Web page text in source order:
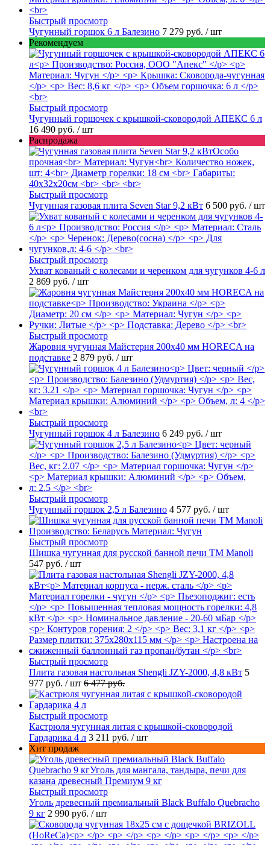
Быстрый просмотр
Чугунный горшок 6 л Балезино 7 279 руб. / шт
Рекомендуем
Быстрый просмотр
Чугунный горшочек с крышкой-сковородой АПЕКС 6 л
16 490 руб. / шт
Распродажа
Быстрый просмотр
Чугунная газовая плита Seven Star 9,2 кВт 6 500 руб. / шт
Быстрый просмотр
Ухват кованый с колесами и черенком для чугунков 4-6 л
2 869 руб. / шт
Быстрый просмотр
Жаровня чугунная Майстерня 200х40 мм HORECA на
подставке 2 879 руб. / шт
Быстрый просмотр
Чугунный горшок 4 л Балезино 6 249 руб. / шт
Быстрый просмотр
Чугунный горшок 2,5 л Балезино 4 577 руб. / шт
Быстрый просмотр
Шишка чугунная для русской банной печи ТМ Manoli
547 руб. / шт
Быстрый просмотр
Плита газовая настольная Shengli JZY-2000, 4,8 кВт 5
977 руб. / шт 6 477 руб.
Быстрый просмотр
Кастрюля чугунная литая с крышкой-сковородой
Гардарика 4 л 3 211 руб. / шт
Хит продаж
Быстрый просмотр
Уголь древесный премиальный Black Buffalo Quebracho
9 кг 2 990 руб. / шт